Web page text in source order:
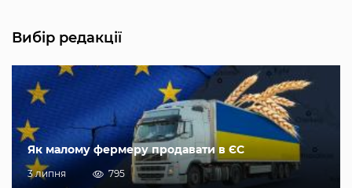
Вибір редакції
Як малому фермеру продавати в ЄС
3 липня 795